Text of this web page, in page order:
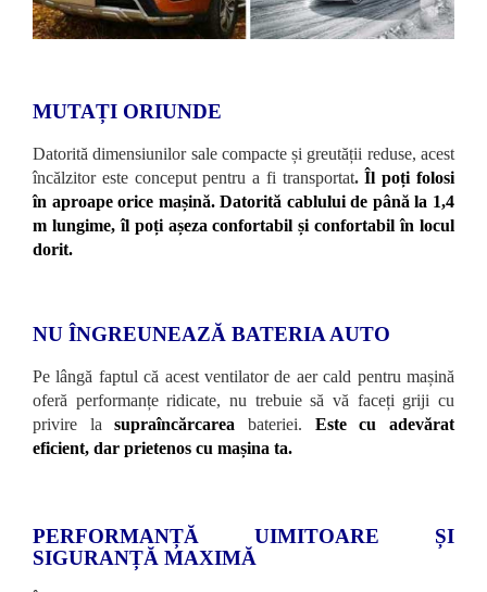
MUTAȚI ORIUNDE
Datorită dimensiunilor sale compacte și greutății reduse, acest
încălzitor este conceput pentru a fi transportat.Îl poți folosi
în aproape orice mașină. Datorită cablului de până la 1,4
m lungime, îl poți așeza confortabil și confortabil în locul
dorit.
NU ÎNGREUNEAZĂ BATERIA AUTO
Pe lângă faptul că acest ventilator de aer cald pentru mașină
oferă performanțe ridicate, nu trebuie să vă faceți griji cu
privire lasupraîncărcareabateriei. Este cu adevărat
eficient, dar prietenos cu mașina ta.
PERFORMANȚĂ UIMITOARE ȘI
SIGURANȚĂ MAXIMĂ